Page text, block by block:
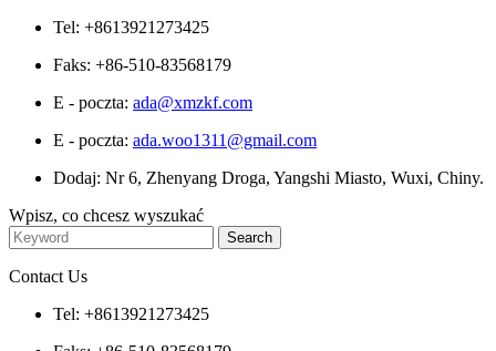
Tel: +8613921273425
Faks: +86-510-83568179
E - poczta: ada@xmzkf.com
E - poczta: ada.woo1311@gmail.com
Dodaj: Nr 6, Zhenyang Droga, Yangshi Miasto, Wuxi, Chiny.
Wpisz, co chcesz wyszukać
Contact Us
Tel: +8613921273425